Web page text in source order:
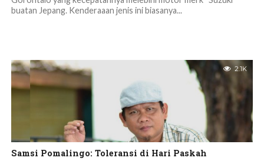
buatan Jepang. Kenderaaan jenis ini biasanya...
2.1K
Samsi Pomalingo: Toleransi di Hari Paskah